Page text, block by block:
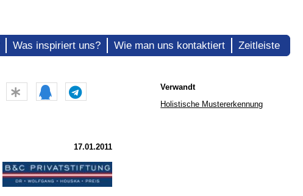
Zeitleiste
Wie man uns kontaktiert
Was inspiriert uns?
17.01.2011
Verwandt
Holistische Mustererkennung